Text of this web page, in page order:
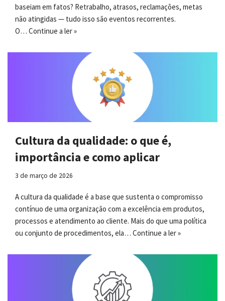
baseiam em fatos? Retrabalho, atrasos, reclamações, metas
não atingidas — tudo isso são eventos recorrentes.
O… Continue a ler »
Cultura da qualidade: o que é,
importância e como aplicar
3 de março de 2026
A cultura da qualidade é a base que sustenta o compromisso
contínuo de uma organização com a excelência em produtos,
processos e atendimento ao cliente. Mais do que uma política
ou conjunto de procedimentos, ela… Continue a ler »